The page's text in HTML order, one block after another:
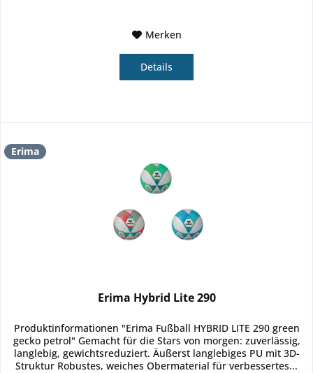
Merken
Details
Erima
Erima Hybrid Lite 290
Produktinformationen "Erima Fußball HYBRID LITE 290 green
gecko petrol" Gemacht für die Stars von morgen: zuverlässig,
langlebig, gewichtsreduziert. Äußerst langlebiges PU mit 3D-
Struktur Robustes, weiches Obermaterial für verbessertes...